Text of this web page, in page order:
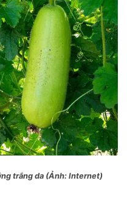
trắng da (Ảnh: Internet)